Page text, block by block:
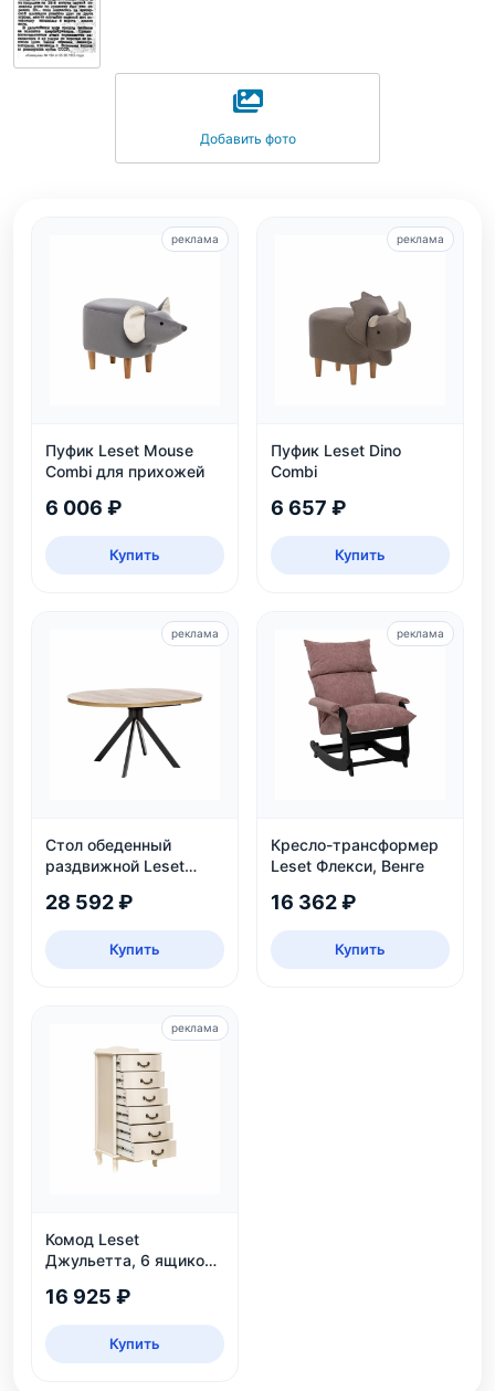
Добавить фото
Пуфик Leset Mouse
Combi для прихожей
6 006 ₽
Купить
реклама
Пуфик Leset Dino
Combi
6 657 ₽
Купить
реклама
Стол обеденный
раздвижной Leset
безопасный, ЛДСП,
28 592 ₽
Купить
реклама
Кресло-трансформер
Leset Флекси, Венге
16 362 ₽
Купить
реклама
Комод Leset
Джульетта, 6 ящиков,
16 925 ₽
Купить
реклама